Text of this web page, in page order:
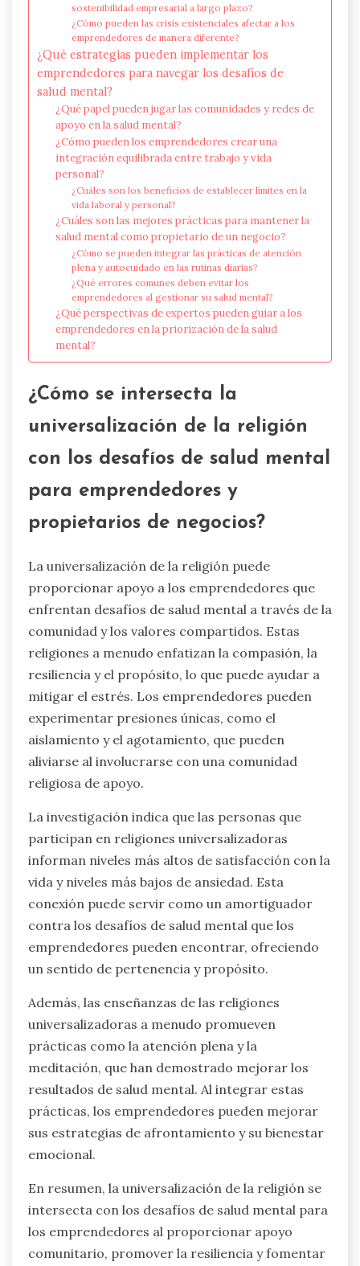
sostenibilidad empresarial a largo plazo?
¿Cómo pueden las crisis existenciales afectar a los
emprendedores de manera diferente?
¿Qué estrategias pueden implementar los
emprendedores para navegar los desafíos de
salud mental?
¿Qué papel pueden jugar las comunidades y redes de
apoyo en la salud mental?
¿Cómo pueden los emprendedores crear una
integración equilibrada entre trabajo y vida
personal?
¿Cuáles son los beneficios de establecer límites en la
vida laboral y personal?
¿Cuáles son las mejores prácticas para mantener la
salud mental como propietario de un negocio?
¿Cómo se pueden integrar las prácticas de atención
plena y autocuidado en las rutinas diarias?
¿Qué errores comunes deben evitar los
emprendedores al gestionar su salud mental?
¿Qué perspectivas de expertos pueden guiar a los
emprendedores en la priorización de la salud
mental?
¿Cómo se intersecta la
universalización de la religión
con los desafíos de salud mental
para emprendedores y
propietarios de negocios?
La universalización de la religión puede
proporcionar apoyo a los emprendedores que
enfrentan desafíos de salud mental a través de la
comunidad y los valores compartidos. Estas
religiones a menudo enfatizan la compasión, la
resiliencia y el propósito, lo que puede ayudar a
mitigar el estrés. Los emprendedores pueden
experimentar presiones únicas, como el
aislamiento y el agotamiento, que pueden
aliviarse al involucrarse con una comunidad
religiosa de apoyo.
La investigación indica que las personas que
participan en religiones universalizadoras
informan niveles más altos de satisfacción con la
vida y niveles más bajos de ansiedad. Esta
conexión puede servir como un amortiguador
contra los desafíos de salud mental que los
emprendedores pueden encontrar, ofreciendo
un sentido de pertenencia y propósito.
Además, las enseñanzas de las religiones
universalizadoras a menudo promueven
prácticas como la atención plena y la
meditación, que han demostrado mejorar los
resultados de salud mental. Al integrar estas
prácticas, los emprendedores pueden mejorar
sus estrategias de afrontamiento y su bienestar
emocional.
En resumen, la universalización de la religión se
intersecta con los desafíos de salud mental para
los emprendedores al proporcionar apoyo
comunitario, promover la resiliencia y fomentar